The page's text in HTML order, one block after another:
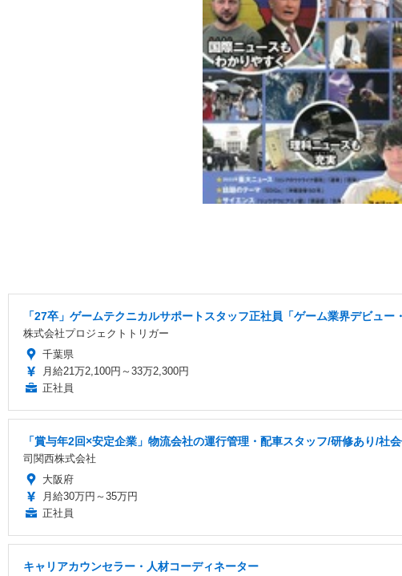
「27卒」ゲームテクニカルサポートスタッフ正社員「ゲーム業界デビュ
株式会社プロジェクトトリガー
千葉県
月給21万2,100円～33万2,300円
正社員
「賞与年2回×安定企業」物流会社の運行管理・配車スタッフ/研修あり/社
司関西株式会社
大阪府
月給30万円～35万円
正社員
キャリアカウンセラー・人材コーディネーター